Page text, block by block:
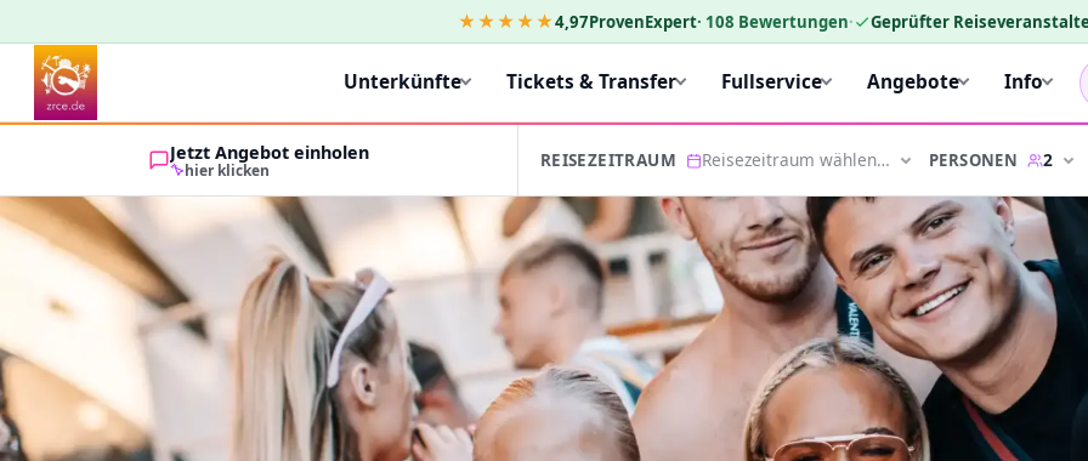
★★★★★4,97ProvenExpert· 108 Bewertungen· Geprüfter
Unterkünfte Tickets & Transfer Fullservice Angebote Info
Jetzt Angebot einholen
hier klicken REISEZEITRAUM Reisezeitraum wählen… PERSONEN 2